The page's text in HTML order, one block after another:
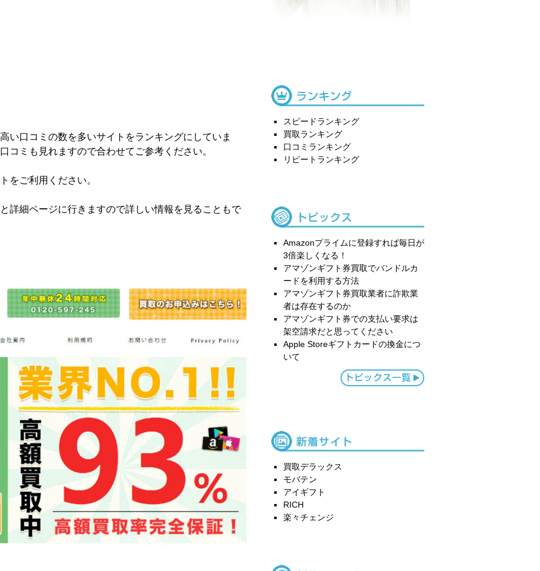
い口コミの数を多いサイトをランキングにしていま
コミも見れますので合わせてご参考ください。
をご利用ください。
詳細ページに行きますので詳しい情報を見ることもで
スピードランキング
買取ランキング
口コミランキング
リピートランキング
Amazonプライムに登録すれば毎日が
3倍楽しくなる！
アマゾンギフト券買取でバンドルカ
ードを利用する方法
アマゾンギフト券買取業者に詐欺業
者は存在するのか
アマゾンギフト券での支払い要求は
架空請求だと思ってください
Apple Storeギフトカードの換金につ
いて
買取デラックス
モバテン
アイギフト
RICH
楽々チェンジ